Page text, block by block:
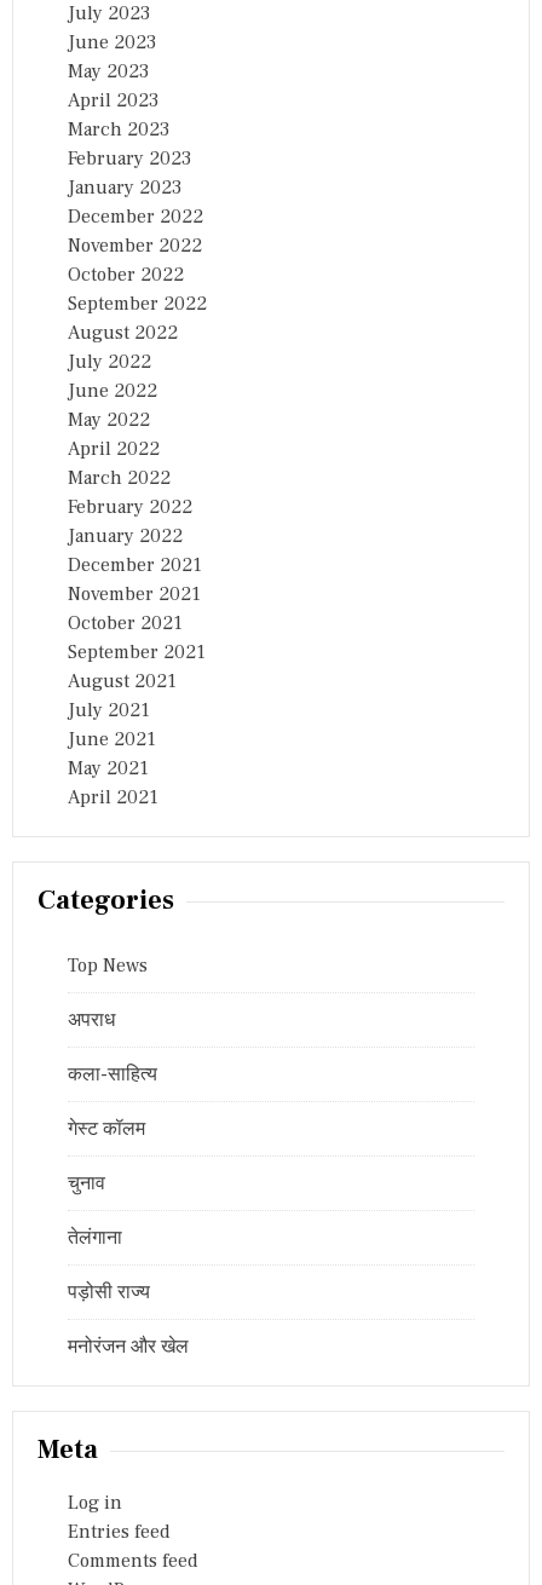
July 2023
June 2023
May 2023
April 2023
March 2023
February 2023
January 2023
December 2022
November 2022
October 2022
September 2022
August 2022
July 2022
June 2022
May 2022
April 2022
March 2022
February 2022
January 2022
December 2021
November 2021
October 2021
September 2021
August 2021
July 2021
June 2021
May 2021
April 2021
Categories
Top News
अपराध
कला-साहित्य
गेस्ट कॉलम
चुनाव
तेलंगाना
पड़ोसी राज्य
मनोरंजन और खेल
Meta
Log in
Entries feed
Comments feed